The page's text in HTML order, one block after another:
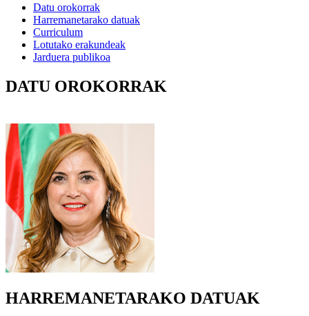
Datu orokorrak
Harremanetarako datuak
Curriculum
Lotutako erakundeak
Jarduera publikoa
DATU OROKORRAK
HARREMANETARAKO DATUAK